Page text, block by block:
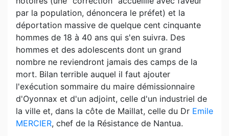
par la population, dénoncera le préfet) et la
déportation massive de quelque cent cinquante
hommes de 18 à 40 ans qui s'en suivra. Des
hommes et des adolescents dont un grand
nombre ne reviendront jamais des camps de la
mort. Bilan terrible auquel il faut ajouter
l'exécution sommaire du maire démissionnaire
d'Oyonnax et d'un adjoint, celle d'un industriel de
la ville et, dans la côte de Maillat, celle du Dr Emile
MERCIER, chef de la Résistance de Nantua.